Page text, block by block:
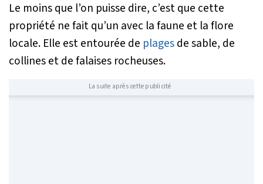
Le moins que l’on puisse dire, c’est que cette
propriété ne fait qu’un avec la faune et la flore
locale. Elle est entourée de plagesde sable, de
collines et de falaises rocheuses.
La suite après cette publicité